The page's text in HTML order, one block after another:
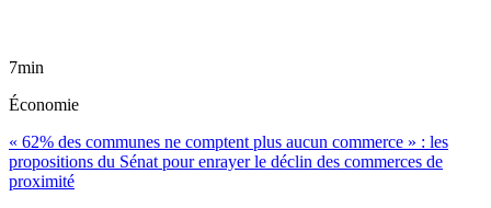
7min
Économie
« 62% des communes ne comptent plus aucun commerce » : les
propositions du Sénat pour enrayer le déclin des commerces de
proximité